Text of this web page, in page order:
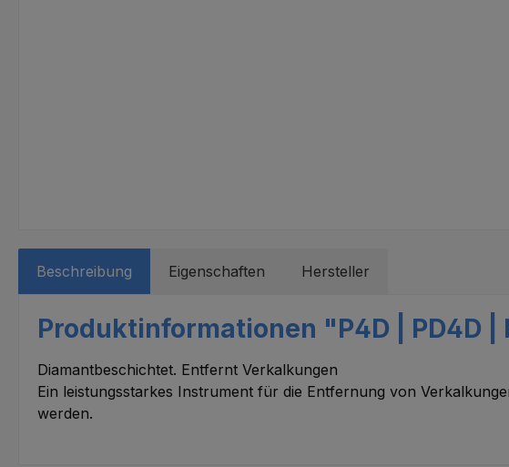
Beschreibung Eigenschaften Hersteller
Produktinformationen "P4D | PD4D
Diamantbeschichtet. Entfernt Verkalkungen
Ein leistungsstarkes Instrument für die Entfernung von
werden.